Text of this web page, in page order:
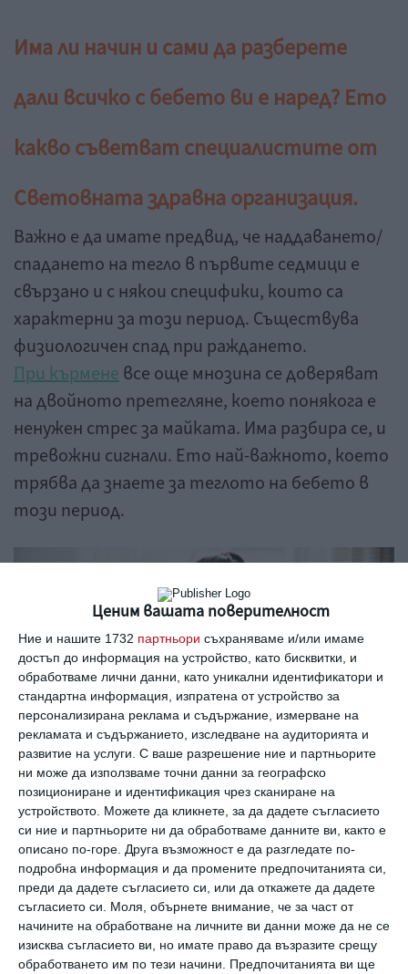
Ценим вашата поверителност
Ние и нашите 1732 партньори съхраняваме и/или имаме
достъп до информация на устройство, като бисквитки, и
обработваме лични данни, като уникални идентификатори и
стандартна информация, изпратена от устройство за
персонализирана реклама и съдържание, измерване на
рекламата и съдържанието, изследване на аудиторията и
развитие на услуги. С ваше разрешение ние и партньорите
ни може да използваме точни данни за географско
позициониране и идентификация чрез сканиране на
устройството. Можете да кликнете, за да дадете съгласието
си ние и партньорите ни да обработваме данните ви, както е
описано по-горе. Друга възможност е да разгледате по-
подробна информация и да промените предпочитанията си,
преди да дадете съгласието си, или да откажете да дадете
съгласието си. Моля, обърнете внимание, че за част от
начините на обработване на личните ви данни може да не се
изисква съгласието ви, но имате право да възразите срещу
обработването им по тези начини. Предпочитанията ви ще
Има ли начин и сами да разберете
дали всичко с бебето ви е наред? Ето
какво съветват специалистите от
Световната здравна организация.
Важно е да имате предвид, че наддаването/
спадането на тегло в първите седмици е
свързано и с някои специфики, които са
характерни за този период. Съществува
физиологичен спад при раждането.
При кърменевсе още мнозина се доверяват
на двойното претегляне, което понякога е
ненужен стрес за майката. Има разбира се, и
тревожни сигнали. Ето най-важното, което
трябва да знаете за теглото на бебето в
този период.
Педиатър мери бебето. Снимка:Shutterstock
Физиологичният спад при раждане:
колко тегло губи новороденото